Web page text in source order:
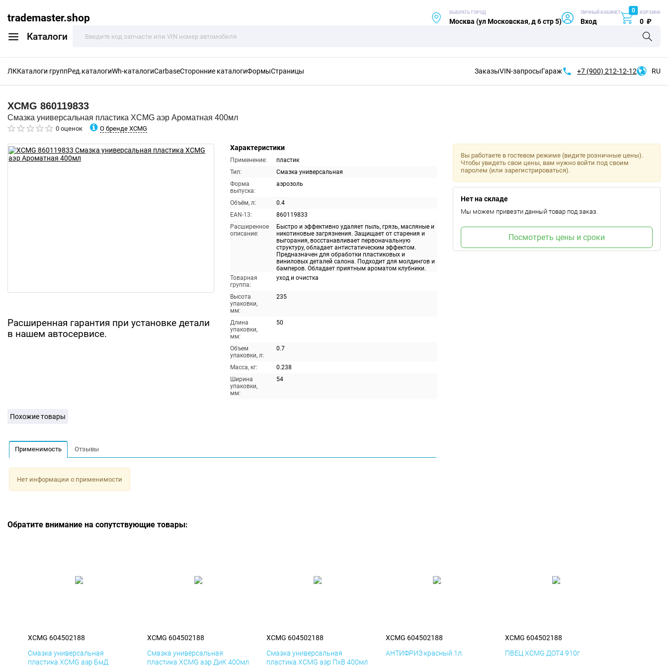
trademaster.shop
Каталоги
ВЫБРАТЬ ГОРОД
Москва (ул Московская, д 6 стр 5)
ЛИЧНЫЙ КАБИНЕТ
Вход
0 КОРЗИНА
0 ₽
ЛККаталоги группРед.каталогиWh-каталогиCarbaseСторонние каталогиФормыСтраницы ЗаказыVIN-запросыГараж +7 (900) 212-12-12 RU
XCMG 860119833
Смазка универсальная пластика XCMG аэр Ароматная 400мл
0 оценок О бренде XCMG
Расширенная гарантия при установке детали
в нашем автосервисе.
Характеристики
Применение:
пластик
Тип:
Смазка универсальная
Форма
выпуска:
аэрозоль
Объём, л:
0.4
EAN-13:
860119833
Расширенное
описание:
Быстро и эффективно удаляет пыль, грязь, масляные и
никотиновые загрязнения. Защищает от старения и
выгорания, восстанавливает первоначальную
структуру, обладает антистатическим эффектом.
Предназначен для обработки пластиковых и
виниловых деталей салона. Подходит для молдингов и
бамперов. Обладает приятным ароматом клубники.
Товарная
группа:
уход и очистка
Высота
упаковки,
мм:
235
Длина
упаковки,
мм:
50
Объем
упаковки, л:
0.7
Масса, кг:
0.238
Ширина
упаковки,
мм:
54
Вы работаете в гостевом режиме (видите розничные цены).
Чтобы увидеть свои цены, вам нужно войти под своим
паролем (или зарегистрироваться).
Нет на складе
Мы можем привезти данный товар под заказ.
Посмотреть цены и сроки
Похожие товары
Применимость Отзывы
Нет информации о применимости
Обратите внимание на сопутствующие товары:
XCMG 604502188
Смазка универсальная
пластика XCMG аэр БмД
XCMG 604502188
Смазка универсальная
пластика XCMG аэр ДиК 400мл
XCMG 604502188
Смазка универсальная
пластика XCMG аэр ПхВ 400мл
XCMG 604502188
АНТИФРИЗ красный 1л.
XCMG 604502188
ПВЕЦ XCMG ДОТ4 910г